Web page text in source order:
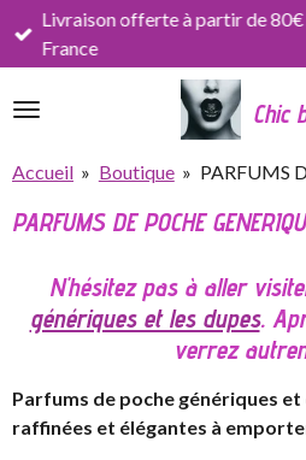
Passer
principal
Chic
Livraison offerte à partir de
France
Accueil » Boutique » PARFUMS
PARFUMS DE POCHE
N'hésitez pas à aller
génériques et les dupes.
verrez
Parfums de poche génériques
raffinées et élégantes à